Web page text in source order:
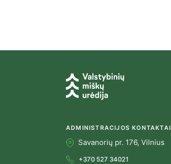
ADMINISTRACIJOS KONTAKTAI
Savanorių pr. 176, Vilnius
+370 527 34021